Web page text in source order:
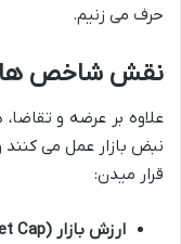
حرف می زنیم.
نقش شاخص های
علاوه بر عرضه و
نبض بازار عمل می کنند
قرار میدن:
ارزش بازار (Market Cap):